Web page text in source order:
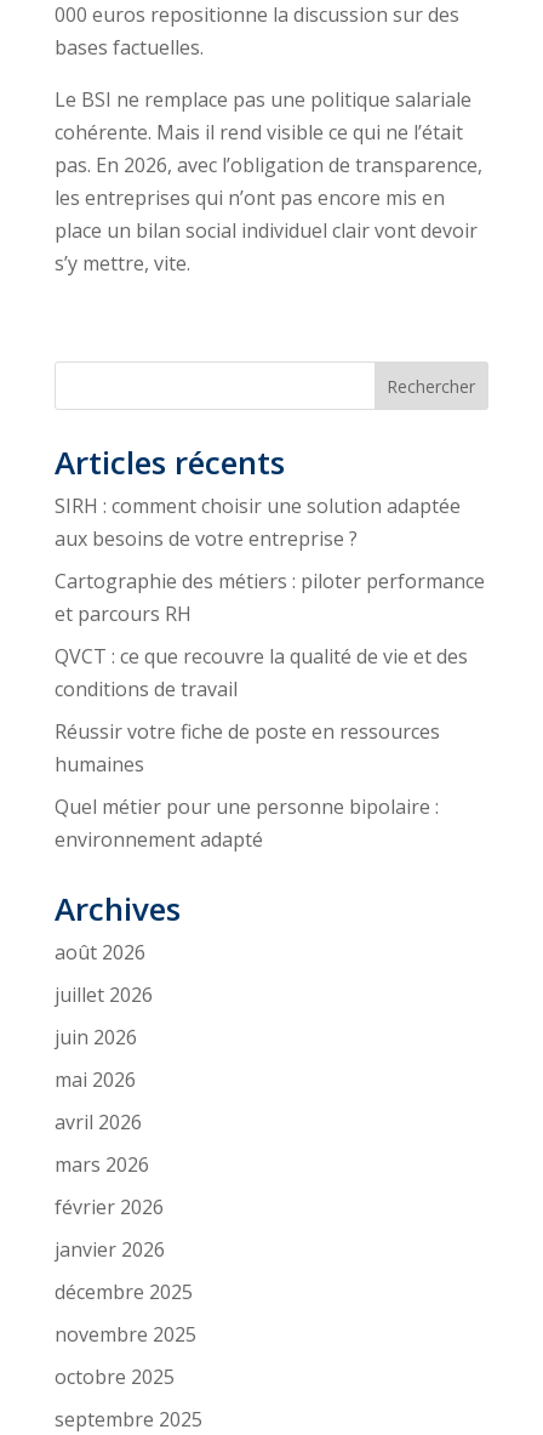
000 euros repositionne la discussion sur des
bases factuelles.
Le BSI ne remplace pas une politique salariale
cohérente. Mais il rend visible ce qui ne l’était
pas. En 2026, avec l’obligation de transparence,
les entreprises qui n’ont pas encore mis en
place un bilan social individuel clair vont devoir
s’y mettre, vite.
Rechercher
Articles récents
SIRH : comment choisir une solution adaptée
aux besoins de votre entreprise ?
Cartographie des métiers : piloter performance
et parcours RH
QVCT : ce que recouvre la qualité de vie et des
conditions de travail
Réussir votre fiche de poste en ressources
humaines
Quel métier pour une personne bipolaire :
environnement adapté
Archives
août 2026
juillet 2026
juin 2026
mai 2026
avril 2026
mars 2026
février 2026
janvier 2026
décembre 2025
novembre 2025
octobre 2025
septembre 2025